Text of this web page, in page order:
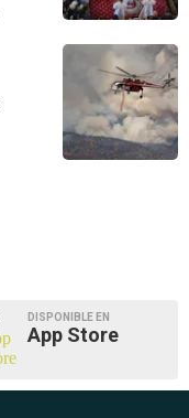
DISPONIBLE EN
App Store